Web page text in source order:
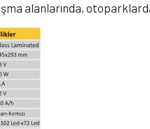
alanlarında,